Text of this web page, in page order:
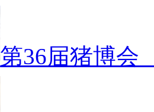
第36届猪博会